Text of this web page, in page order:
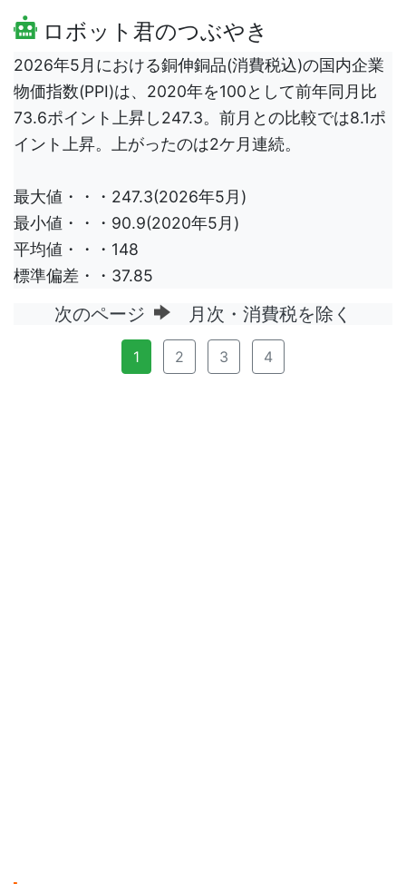
ロボット君のつぶやき
2026年5月における銅伸銅品(消費税込)の国内企業
物価指数(PPI)は、2020年を100として前年同月比
73.6ポイント上昇し247.3。前月との比較では8.1ポ
イント上昇。上がったのは2ケ月連続。
最大値・・・247.3(2026年5月)
最小値・・・90.9(2020年5月)
平均値・・・148
標準偏差・・37.85
次のページ 月次・消費税を除く
1 2 3 4